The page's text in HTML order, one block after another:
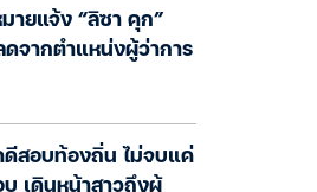
ายแจ้ง “ลิซา คุก”
ดจากตำแหน่งผู้ว่าการ
ดีสอบท้องถิ่น ไม่จบแค่
เดินหน้าสาวถึงผู้